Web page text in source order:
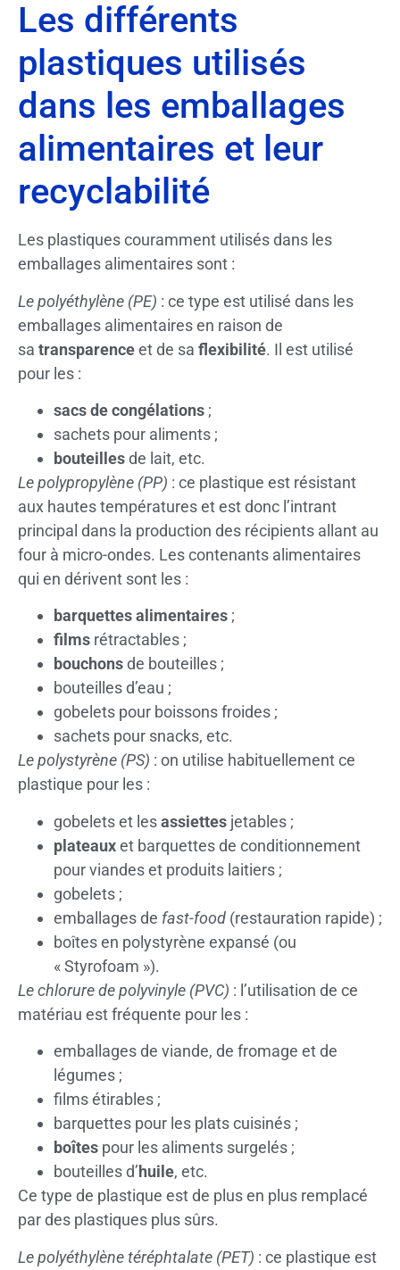
Les différents
plastiques utilisés
dans les emballages
alimentaires et leur
recyclabilité
Les plastiques couramment utilisés dans les
emballages alimentaires sont :
Le polyéthylène (PE) : ce type est utilisé dans les
emballages alimentaires en raison de
sa transparenceet de sa flexibilité. Il est utilisé
pour les :
sacs de congélations ;
sachets pour aliments ;
bouteillesde lait, etc.
Le polypropylène (PP) : ce plastique est résistant
aux hautes températures et est donc l’intrant
principal dans la production des récipients allant au
four à micro-ondes. Les contenants alimentaires
qui en dérivent sont les :
barquettes alimentaires ;
films rétractables ;
bouchonsde bouteilles ;
bouteilles d’eau ;
gobelets pour boissons froides ;
sachets pour snacks, etc.
Le polystyrène (PS) : on utilise habituellement ce
plastique pour les :
gobelets et lesassiettes jetables ;
plateauxet barquettes de conditionnement
pour viandes et produits laitiers ;
gobelets ;
emballages de fast-food (restauration rapide) ;
boîtes en polystyrène expansé (ou
« Styrofoam »).
Le chlorure de polyvinyle (PVC) : l’utilisation de ce
matériau est fréquente pour les :
emballages de viande, de fromage et de
légumes ;
films étirables ;
barquettes pour les plats cuisinés ;
boîtes pour les aliments surgelés ;
bouteilles d’huile, etc.
Ce type de plastique est de plus en plus remplacé
par des plastiques plus sûrs.
Le polyéthylène téréphtalate (PET) : ce plastique est